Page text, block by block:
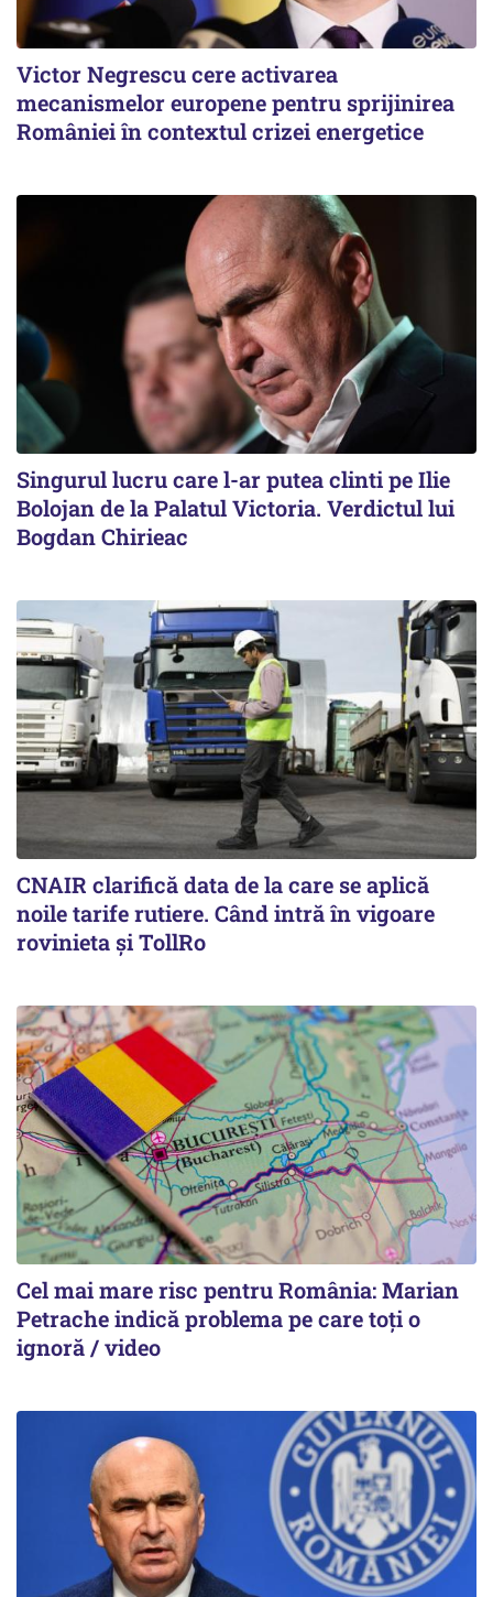
Victor Negrescu cere activarea
mecanismelor europene pentru sprijinirea
României în contextul crizei energetice
Singurul lucru care l-ar putea clinti pe Ilie
Bolojan de la Palatul Victoria. Verdictul lui
Bogdan Chirieac
CNAIR clarifică data de la care se aplică
noile tarife rutiere. Când intră în vigoare
rovinieta și TollRo
Cel mai mare risc pentru România: Marian
Petrache indică problema pe care toți o
ignoră / video